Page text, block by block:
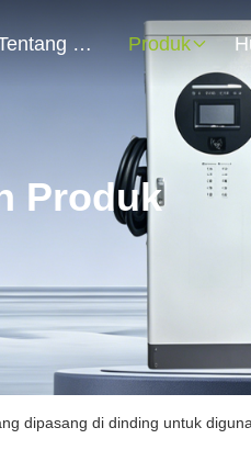
Tentang Kami Produk
Produk
dipasang di dinding untuk